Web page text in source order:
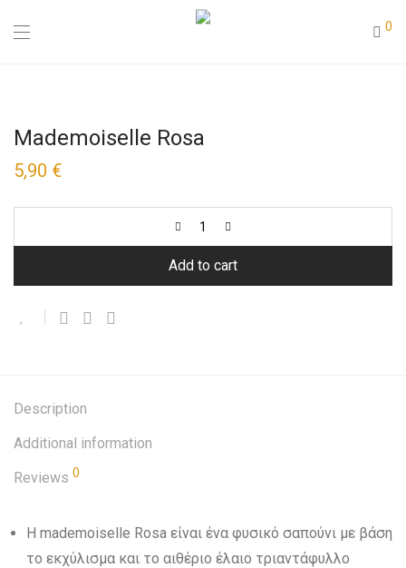
0
Mademoiselle Rosa
5,90 €
Add to cart
Description
Additional information
Reviews 0
Η mademoiselle Rosa είναι ένα φυσικό σαπούνι με βάση
το εκχύλισμα και το αιθέριο έλαιο τριαντάφυλλο